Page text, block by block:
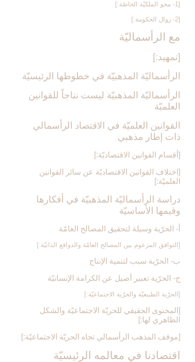
[1- محو الملكيّة الخاصّة:]
[2- زوال الحكومة:]
مع الرأسماليّة
[تمهيد:]
الرأسماليّة المذهبيّة في خطوطها الرئيسيّة
الرأسماليّة المذهبيّة ليست نتاجاً للقوانين
العلميّة
القوانين العلميّة في الاقتصاد الرأسمالي
ذات إطار مذهبي‏
[أقسام القوانين الاقتصاديّة:]
[اختلاف القوانين الاقتصاديّة عن سائر القوانين
العلميّة:]
دراسة الرأسماليّة المذهبيّة في أفكارها
وقيمها الأساسيّة
أ- الحرّية وسيلة لتحقيق المصالح العامّة
[التوافق المزعوم بين المصالح العامّة والدوافع الذاتيّة:]
ب- الحرّية سبب لتنمية الإنتاج
ج- الحرّية تعبير أصيل عن الكرامة الإنسانيّة
[الحرّية الطبيعيّة والحرّية الاجتماعيّة:]
[المحتوى الحقيقي للحريّة الاجتماعيّة والشكل
الظاهري لها:]
[موقف المذهب الرأسمالي تجاه الحريّة الاجتماعيّة:]
اقتصادنا في معالمه الرئيسيّة